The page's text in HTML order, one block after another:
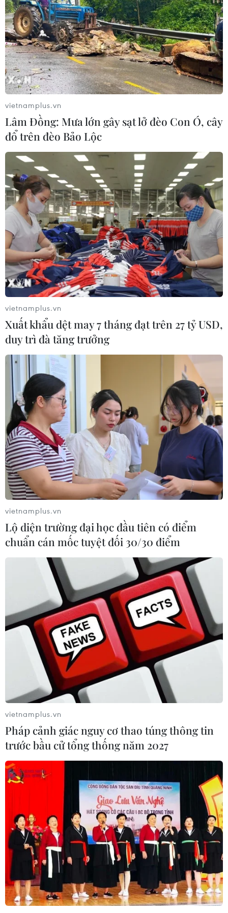
vietnamplus.vn
Lâm Đồng: Mưa lớn gây sạt lở đèo Con Ó, cây
đổ trên đèo Bảo Lộc
vietnamplus.vn
Xuất khẩu dệt may 7 tháng đạt trên 27 tỷ USD,
duy trì đà tăng trưởng
vietnamplus.vn
Lộ diện trường đại học đầu tiên có điểm
chuẩn cán mốc tuyệt đối 30/30 điểm
vietnamplus.vn
Pháp cảnh giác nguy cơ thao túng thông tin
trước bầu cử tổng thống năm 2027